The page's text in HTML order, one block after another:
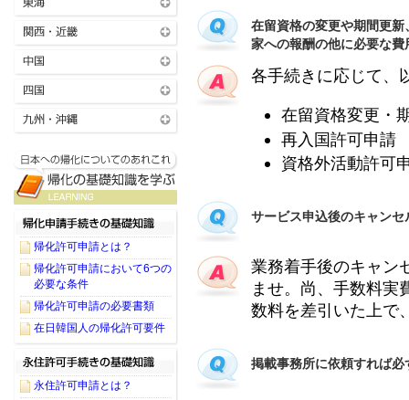
在留資格の変更や期間更
家への報酬の他に必要な費
各手続きに応じて、
在留資格変更・
再入国許可申
資格外活動許可
サービス申込後のキャンセ
業務着手後のキャン
ませ。尚、手数料実
数料を差引いた上で
掲載事務所に依頼すれば
帰化許可申請とは？
帰化許可申請において6つの
必要な条件
帰化許可申請の必要書類
在日韓国人の帰化許可要件
永住許可申請とは？